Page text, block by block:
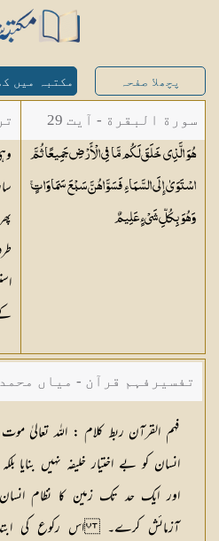
پچھلا صفحہ مکتبہ میں
سورة البقرة - آیت 29
هُوَ الَّذِي خَلَقَ لَكُم مَّا فِي الْأَرْضِ جَمِيعًا ثُمَّ
اسْتَوَىٰ إِلَى السَّمَاءِ فَسَوَّاهُنَّ سَبْعَ سَمَاوَاتٍ ۚ
وَهُوَ بِكُلِّ شَيْءٍعَلِيمٌ
تفسیرفہم قرآن - میاں
فہم القرآن ربط کلام : اللہ تعالیٰ
انسان کو بے اختیار خلیفہ نہیں
اور ایک حد تک زمین کا نظام
آزمائش کرے۔ اس رکوع کی ابتدا